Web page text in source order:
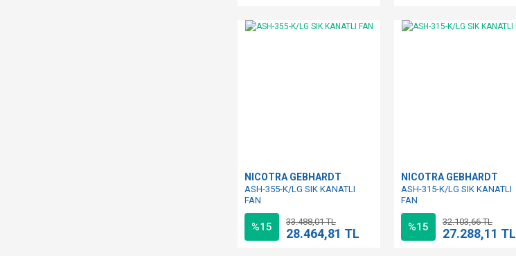
NICOTRA GEBHARDT
ASH-355-K/LG SIK KANATLI
FAN
%15 33.488,01 TL
28.464,81 TL
NICOTRA GEBHARDT
ASH-315-K/LG SIK KANATLI
FAN
%15 32.103,66 TL
27.288,11 TL